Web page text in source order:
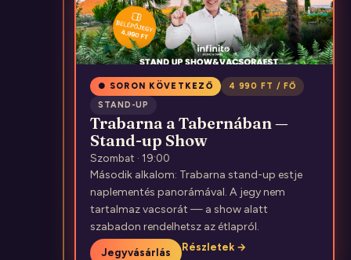
● SORON KÖVETKEZŐ
4 990 FT / FŐ
STAND-UP
Trabarna a Tabernában —
Stand-up Show
Szombat · 19:00
Második alkalom: Trabarna stand-up estje
naplementés panorámával. A jegy nem
tartalmaz vacsorát — a show alatt
szabadon rendelhetsz az étlapról.
Jegyvásárlás Részletek →